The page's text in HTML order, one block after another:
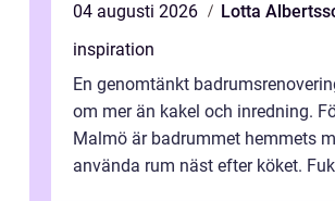
04 augusti 2026
Lotta
inspiration
En genomtänkt
om mer än kakel och inredning.
Malmö är badrummet hemmets
använda rum näst efter köket.